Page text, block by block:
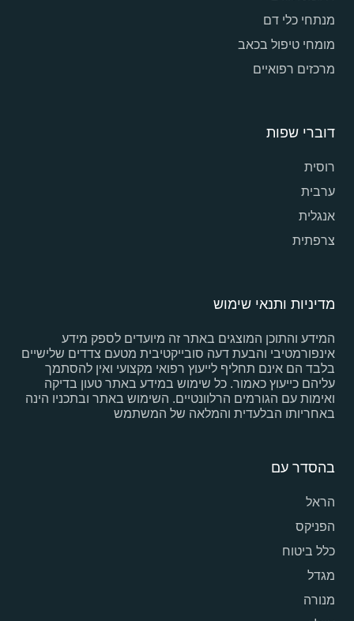
מנתחי כלי דם
מומחי טיפול בכאב
מרכזים רפואיים
דוברי שפות
רוסית
ערבית
אנגלית
צרפתית
מדיניות ותנאי שימוש
המידע והתוכן המוצגים באתר זה מיועדים לספק מידע
אינפורמטיבי והבעת דעה סובייקטיבית מטעם צדדים שלישיים
בלבד הם אינם תחליף לייעוץ רפואי מקצועי ואין להסתמך
עליהם כייעוץ כאמור. כל שימוש במידע באתר טעון בדיקה
ואימות עם הגורמים הרלוונטיים. השימוש באתר ובתכניו הינה
באחריותו הבלעדית והמלאה של המשתמש
בהסדר עם
הראל
הפניקס
כלל ביטוח
מגדל
מנורה